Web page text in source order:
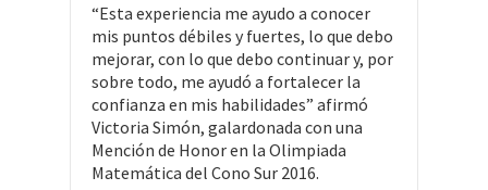
“Esta experiencia me ayudo a conocer
mis puntos débiles y fuertes, lo que debo
mejorar, con lo que debo continuar y, por
sobre todo, me ayudó a fortalecer la
confianza en mis habilidades” afirmó
Victoria Simón, galardonada con una
Mención de Honor en la Olimpiada
Matemática del Cono Sur 2016.